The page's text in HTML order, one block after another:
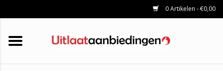
0 Artikelen - €0,00
HOME
KATALYSATOREN